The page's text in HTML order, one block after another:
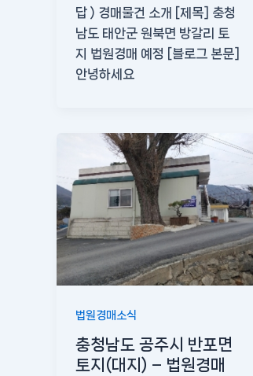
답 ) 경매물건 소개 [제목] 충청
남도 태안군 원북면 방갈리 토
지 법원경매 예정 [블로그 본문]
안녕하세요
법원경매소식
충청남도 공주시 반포면
토지(대지) – 법원경매